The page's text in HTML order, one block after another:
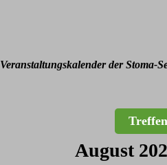
Veranstaltungskalender der Stoma-
Treffen
August